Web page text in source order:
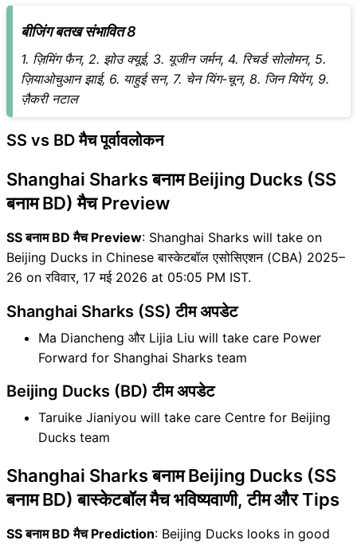
बीजिंग बतख संभावित 8
1. ज़िमिंग फैन, 2. झोउ क्यूई, 3. यूजीन जर्मन, 4. रिचर्ड सोलोमन, 5.
ज़ियाओचुआन झाई, 6. याहुई सन, 7. चेन यिंग-चून, 8. जिन यिपेंग, 9.
ज़ैकरी नटाल
SS vs BD मैच पूर्वावलोकन
Shanghai Sharks बनाम Beijing Ducks (SS
बनाम BD) मैच Preview
SS बनाम BD मैच Preview: Shanghai Sharks will take on
Beijing Ducks in Chinese बास्केटबॉल एसोसिएशन (CBA) 2025–
26 on रविवार, 17 मई 2026 at 05:05 PM IST.
Shanghai Sharks (SS) टीम अपडेट
Ma Diancheng और Lijia Liu will take care Power
Forward for Shanghai Sharks team
Beijing Ducks (BD) टीम अपडेट
Taruike Jianiyou will take care Centre for Beijing
Ducks team
Shanghai Sharks बनाम Beijing Ducks (SS
बनाम BD) बास्केटबॉल मैच भविष्यवाणी, टीम और Tips
SS बनाम BD मैच Prediction: Beijing Ducks looks in good